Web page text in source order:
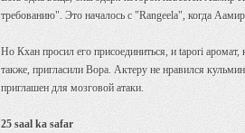
требованию". Это началось с "Rangeela", когда
Но Кхан просил его присоединиться, и tapori
также, пригласили Вора. Актеру не нравился
приглашен для мозговой атаки.
25 saal ka safar